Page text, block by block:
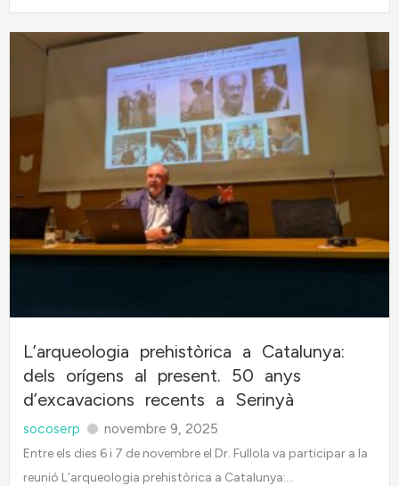
L’arqueologia prehistòrica a Catalunya:
dels orígens al present. 50 anys
d’excavacions recents a Serinyà
socoserp novembre 9, 2025
Entre els dies 6 i 7 de novembre el Dr. Fullola va participar a la
reunió L’arqueologia prehistòrica a Catalunya:...